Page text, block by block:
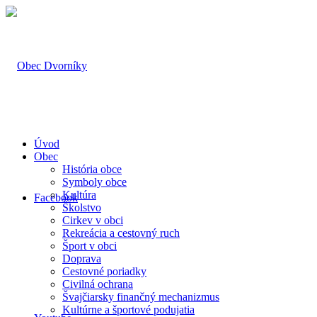
Facebook
Úvod
Obec
História obce
Symboly obce
Kultúra
Školstvo
Cirkev v obci
Rekreácia a cestovný ruch
Šport v obci
Doprava
Cestovné poriadky
Civilná ochrana
Švajčiarsky finančný mechanizmus
Kultúrne a športové podujatia